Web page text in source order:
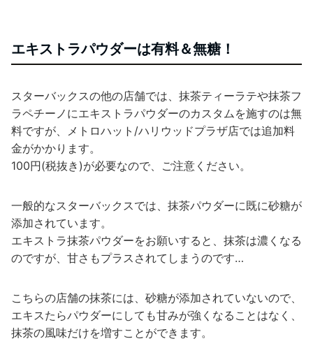
エキストラパウダーは有料＆無糖！
スターバックスの他の店舗では、抹茶ティーラテや抹茶フ
ラペチーノにエキストラパウダーのカスタムを施すのは無
料ですが、メトロハット/ハリウッドプラザ店では追加料
金がかかります。
100円(税抜き)が必要なので、ご注意ください。
一般的なスターバックスでは、抹茶パウダーに既に砂糖が
添加されています。
エキストラ抹茶パウダーをお願いすると、抹茶は濃くなる
のですが、甘さもプラスされてしまうのです…
こちらの店舗の抹茶には、砂糖が添加されていないので、
エキスたらパウダーにしても甘みが強くなることはなく、
抹茶の風味だけを増すことができます。